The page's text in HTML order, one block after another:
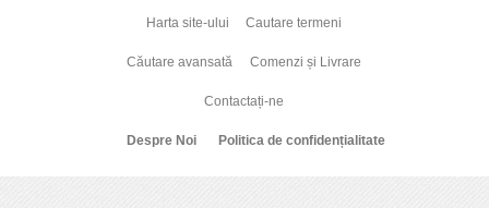
Harta site-ului Cautare termeni
Căutare avansată Comenzi și Livrare
Contactați-ne
Despre Noi Politica de confidențialitate